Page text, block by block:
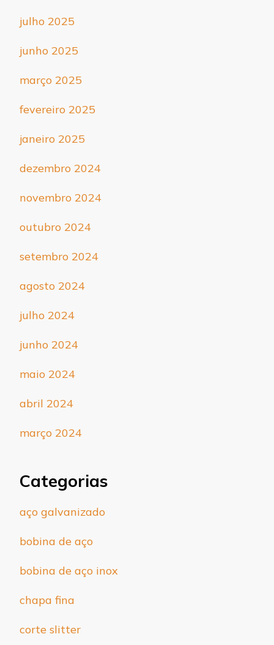
julho 2025
junho 2025
março 2025
fevereiro 2025
janeiro 2025
dezembro 2024
novembro 2024
outubro 2024
setembro 2024
agosto 2024
julho 2024
junho 2024
maio 2024
abril 2024
março 2024
Categorias
aço galvanizado
bobina de aço
bobina de aço inox
chapa fina
corte slitter